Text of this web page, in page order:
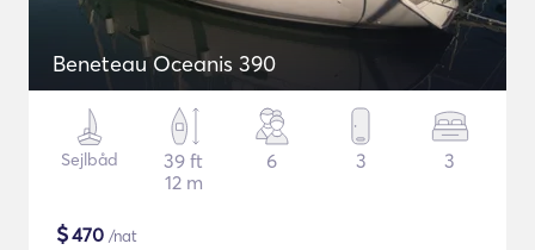
Beneteau Oceanis 390
Sejlbåd
39 ft
12 m
6 3 3
$470 /nat